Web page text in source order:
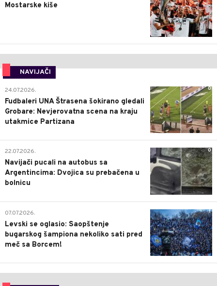
Mostarske kiše
NAVIJAČI
0
24.07.2026.
Fudbaleri UNA Štrasena šokirano gledali
Grobare: Nevjerovatna scena na kraju
utakmice Partizana
0
22.07.2026.
Navijači pucali na autobus sa
Argentincima: Dvojica su prebačena u
bolnicu
1
07.07.2026.
Levski se oglasio: Saopštenje
bugarskog šampiona nekoliko sati pred
meč sa Borcem!